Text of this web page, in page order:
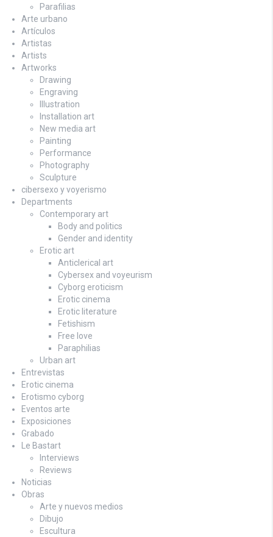
Parafilias
Arte urbano
Artículos
Artistas
Artists
Artworks
Drawing
Engraving
Illustration
Installation art
New media art
Painting
Performance
Photography
Sculpture
cibersexo y voyerismo
Departments
Contemporary art
Body and politics
Gender and identity
Erotic art
Anticlerical art
Cybersex and voyeurism
Cyborg eroticism
Erotic cinema
Erotic literature
Fetishism
Free love
Paraphilias
Urban art
Entrevistas
Erotic cinema
Erotismo cyborg
Eventos arte
Exposiciones
Grabado
Le Bastart
Interviews
Reviews
Noticias
Obras
Arte y nuevos medios
Dibujo
Escultura